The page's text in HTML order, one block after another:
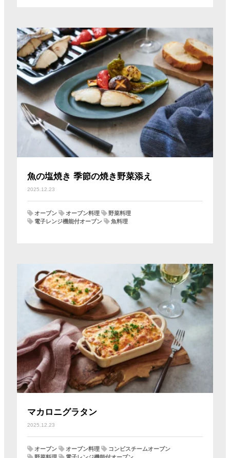
魚の塩焼き 季節の焼き野菜添え
2025.12.23
オーブン オーブン料理
野菜料理
電子レンジ機能付オーブン
魚料理
マカロニグラタン
2025.12.23
オーブン オーブン料理
コンビスチームオーブン